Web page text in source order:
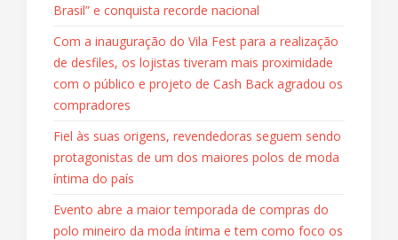
Brasil” e conquista recorde nacional
Com a inauguração do Vila Fest para a realização
de desfiles, os lojistas tiveram mais proximidade
com o público e projeto de Cash Back agradou os
compradores
Fiel às suas origens, revendedoras seguem sendo
protagonistas de um dos maiores polos de moda
íntima do país
Evento abre a maior temporada de compras do
polo mineiro da moda íntima e tem como foco os